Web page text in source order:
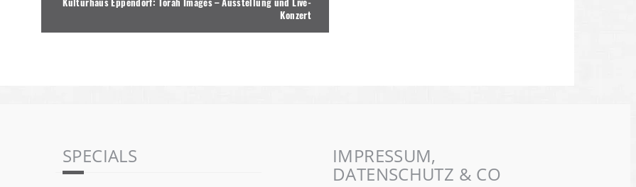
Konzert
SPECIALS IMPRESSUM,
DATENSCHUTZ & CO